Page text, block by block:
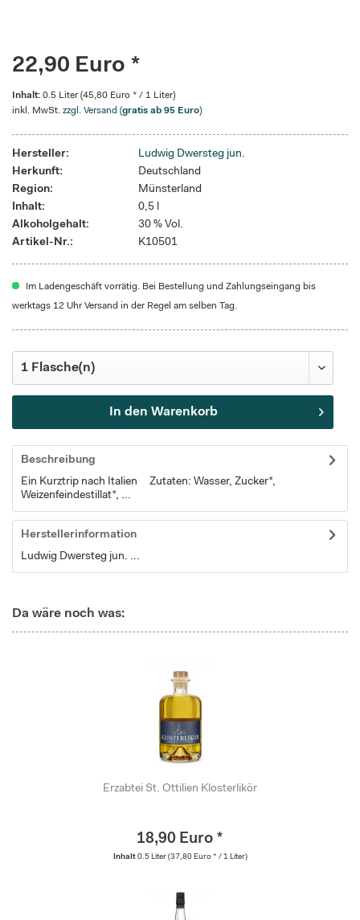
22,90 Euro *
Inhalt: 0.5 Liter (45,80 Euro * / 1 Liter)
inkl. MwSt. zzgl. Versand (gratis ab 95 Euro)
Hersteller:
Ludwig Dwersteg jun.
Herkunft:
Deutschland
Region:
Münsterland
Inhalt:
0,5 l
Alkoholgehalt:
30 % Vol.
Artikel-Nr.:
K10501
Im Ladengeschäft vorrätig. Bei Bestellung und Zahlungseingang bis
werktags 12 Uhr Versand in der Regel am selben Tag.
In den Warenkorb
Beschreibung
Ein Kurztrip nach Italien Zutaten: Wasser, Zucker*,
Weizenfeindestillat*, ...
Herstellerinformation
Ludwig Dwersteg jun. ...
Da wäre noch was:
Erzabtei St. Ottilien Klosterlikör
18,90 Euro *
Inhalt 0.5 Liter (37,80 Euro * / 1 Liter)